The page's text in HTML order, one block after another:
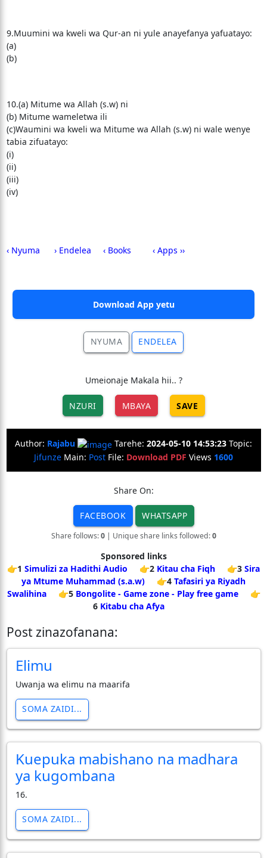
9.Muumini wa kweli wa Qur-an ni yule anayefanya yafuatayo:
(a)
(b)
10.(a) Mitume wa Allah (s.w) ni
(b) Mitume wameletwa ili
(c)Waumini wa kweli wa Mitume wa Allah (s.w) ni wale wenye
tabia zifuatayo:
(i)
(ii)
(iii)
(iv)
‹ Nyuma › Endelea ‹ Books ‹ Apps ››
Download App yetu
NYUMA ENDELEA
Umeionaje Makala hii.. ?
NZURI MBAYA SAVE
Author: Rajabu Tarehe: 2024-05-10 14:53:23 Topic:
Jifunze Main: Post File: Download PDF Views 1600
Share On:
FACEBOOK WHATSAPP
Share follows:0| Unique share links followed:0
Sponsored links
👉1 Simulizi za Hadithi Audio 👉2 Kitau cha Fiqh 👉3 Sira
ya Mtume Muhammad (s.a.w)
👉4 Tafasiri ya Riyadh
Swalihina
👉5 Bongolite - Game zone - Play free game
👉
6 Kitabu cha Afya
Post zinazofanana:
Elimu
Uwanja wa elimu na maarifa
SOMA ZAIDI...
Kuepuka mabishano na madhara
ya kugombana
16.
SOMA ZAIDI...